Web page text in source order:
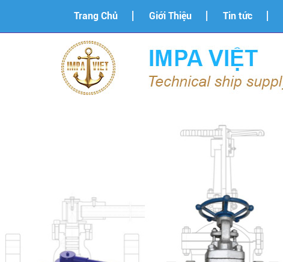
Trang Chủ Giới Thiệu Tin tức